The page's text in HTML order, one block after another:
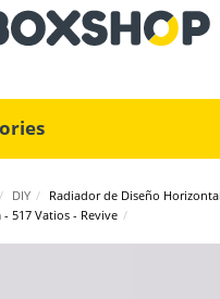
/ DIY / Radiador de Diseño
517 Vatios - Revive /